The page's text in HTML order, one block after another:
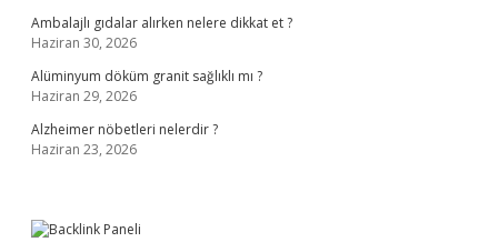
Ambalajlı gıdalar alırken nelere dikkat et ?
Haziran 30, 2026
Alüminyum döküm granit sağlıklı mı ?
Haziran 29, 2026
Alzheimer nöbetleri nelerdir ?
Haziran 23, 2026